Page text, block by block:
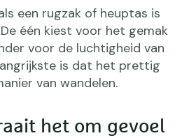
een rugzak of heuptas is
één kiest voor het gemak
voor de luchtigheid van
is dat het prettig
van wandelen.
het om gevoel